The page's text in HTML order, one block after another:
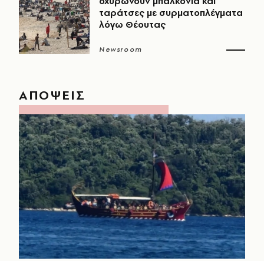
ταράτσες με συρματοπλέγματα
λόγω Θέουτας
Newsroom
ΑΠΟΨΕΙΣ